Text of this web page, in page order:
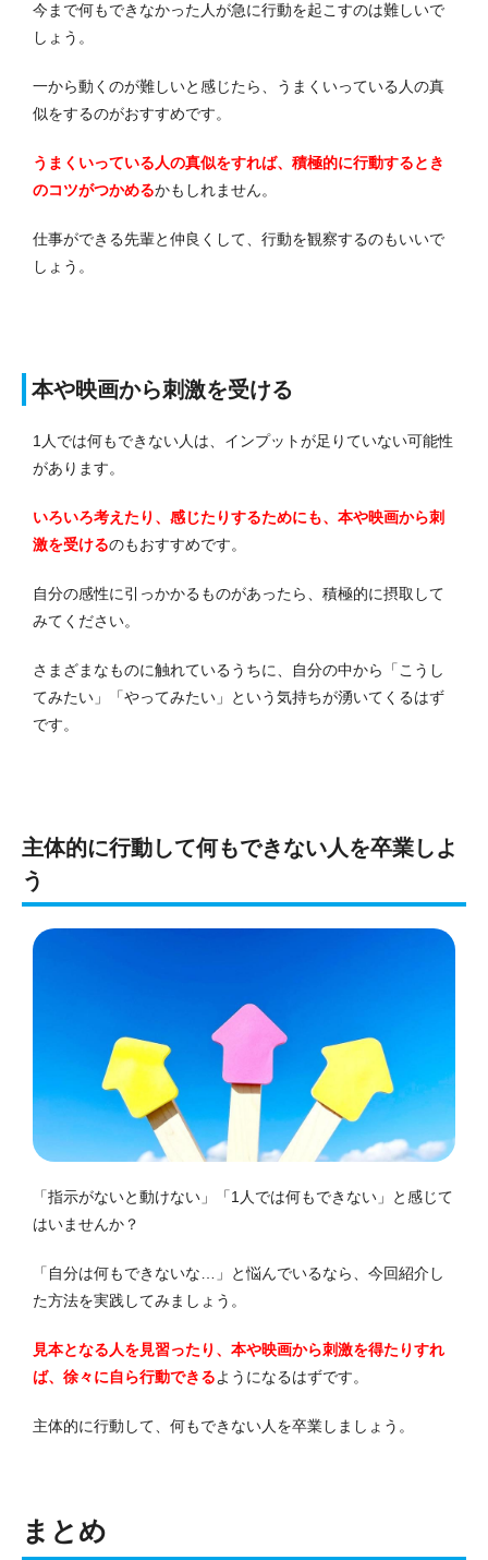
今まで何もできなかった人が急に行動を起こすのは難しいで
しょう。
一から動くのが難しいと感じたら、うまくいっている人の真
似をするのがおすすめです。
うまくいっている人の真似をすれば、積極的に行動するとき
のコツがつかめるかもしれません。
仕事ができる先輩と仲良くして、行動を観察するのもいいで
しょう。
本や映画から刺激を受ける
1人では何もできない人は、インプットが足りていない可能性
があります。
いろいろ考えたり、感じたりするためにも、本や映画から刺
激を受けるのもおすすめです。
自分の感性に引っかかるものがあったら、積極的に摂取して
みてください。
さまざまなものに触れているうちに、自分の中から「こうし
てみたい」「やってみたい」という気持ちが湧いてくるはず
です。
主体的に行動して何もできない人を卒業しよ
う
「指示がないと動けない」「1人では何もできない」と感じて
はいませんか？
「自分は何もできないな…」と悩んでいるなら、今回紹介し
た方法を実践してみましょう。
見本となる人を見習ったり、本や映画から刺激を得たりすれ
ば、徐々に自ら行動できるようになるはずです。
主体的に行動して、何もできない人を卒業しましょう。
まとめ